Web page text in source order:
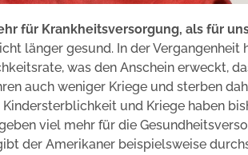
für Krankheitsversorgung, als für
länger gesund. In der
was den Anschein erweckt,
auch weniger Kriege und sterben
und Kriege haben
viel mehr für die
der Amerikaner beispielsweise